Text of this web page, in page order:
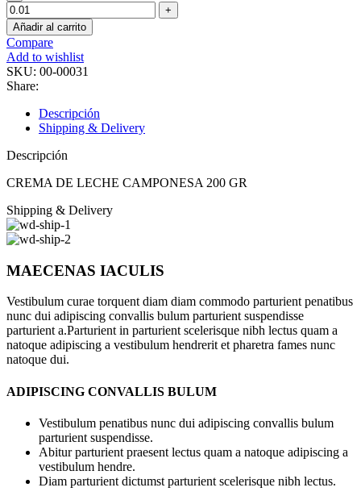
Añadir al carrito
Compare
Add to wishlist
SKU: 00-00031
Share:
Descripción
Shipping & Delivery
Descripción
CREMA DE LECHE CAMPONESA 200 GR
Shipping & Delivery
MAECENAS IACULIS
Vestibulum curae torquent diam diam commodo parturient penatibus
nunc dui adipiscing convallis bulum parturient suspendisse
parturient a.Parturient in parturient scelerisque nibh lectus quam a
natoque adipiscing a vestibulum hendrerit et pharetra fames nunc
natoque dui.
ADIPISCING CONVALLIS BULUM
Vestibulum penatibus nunc dui adipiscing convallis bulum
parturient suspendisse.
Abitur parturient praesent lectus quam a natoque adipiscing a
vestibulum hendre.
Diam parturient dictumst parturient scelerisque nibh lectus.